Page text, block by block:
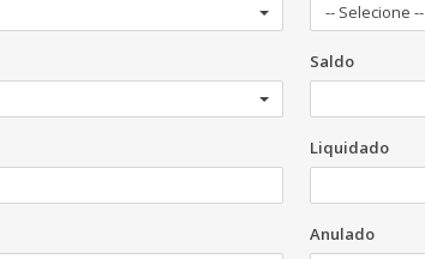
-- Selecione --
Saldo
Liquidado
Anulado